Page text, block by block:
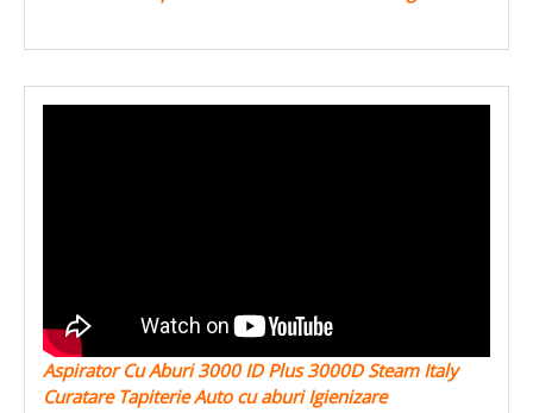
Aspirator Cu Aburi 3000 ID Plus 3000D Steam Italy
Curatare Tapiterie Auto cu aburi Igienizare